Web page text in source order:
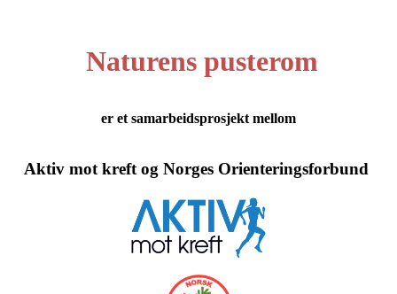
Naturens pusterom
er et samarbeidsprosjekt mellom
Aktiv mot kreft og Norges Orienteringsforbund